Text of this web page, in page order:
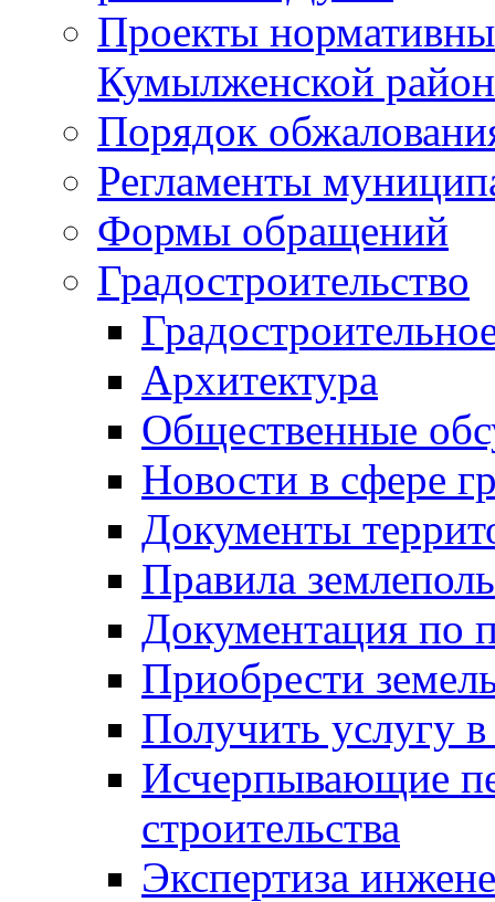
Проекты
Кумылженской
Порядок
Регламенты
Формы обращений
Градостроительство
Архитектура
Общественные
Новости в сфере
Документы
Правила
Документация по
Приобрести
Получить услугу в
Исчерпывающие
строительства
Экспертиза